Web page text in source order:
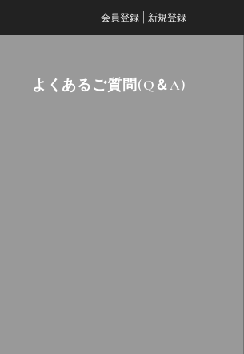
会員登録 新規登録
よくあるご質問(Q＆A)